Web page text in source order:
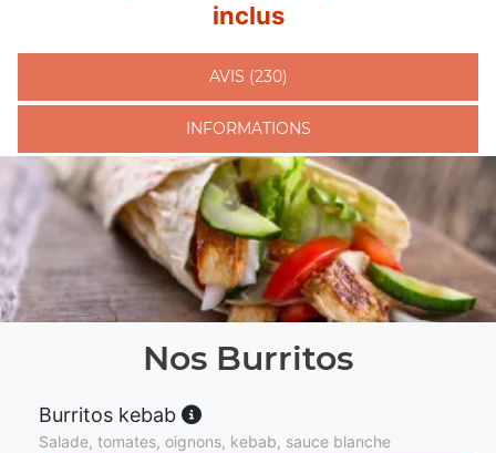
inclus
AVIS (230)
INFORMATIONS
Nos Burritos
Burritos kebab
Salade, tomates, oignons, kebab, sauce blanche